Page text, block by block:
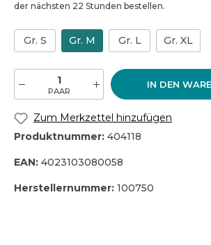
der nächsten 22 Stunden bestellen.
Gr. S Gr. M Gr. L Gr. XL
PAAR
IN DEN
Zum Merkzettel hinzufügen
Produktnummer: 404118
EAN: 4023103080058
Herstellernummer: 100750